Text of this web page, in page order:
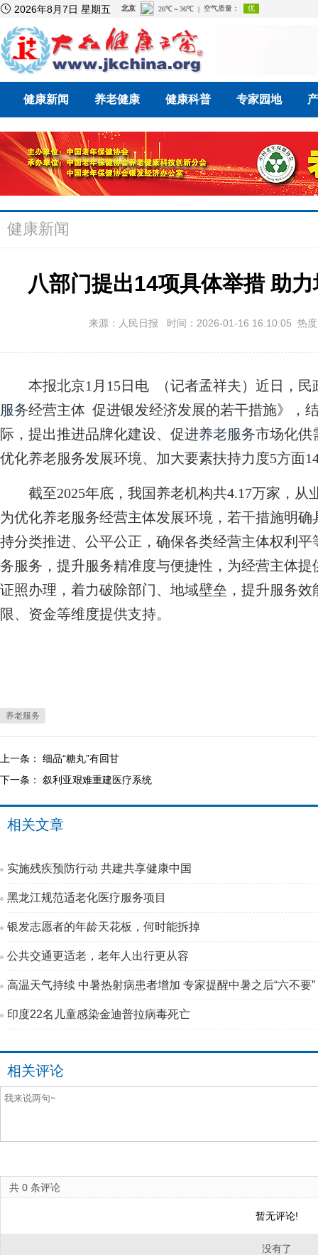
 2026年8月7日 星期五
健康新闻 养老健康 健康科普 专家园地
健康新闻
八部门提出14项具体举措 助
来源：人民日报 时间：2026-01-16 16:10:05 热
本报北京1月15日电 （记者孟祥夫）近日，民
服务经营主体 促进银发经济发展的若干措施》，
际，提出推进品牌化建设、促进养老服务市场化供
优化养老服务发展环境、加大要素扶持力度5方面
截至2025年底，我国养老机构共4.17万家，从
为优化养老服务经营主体发展环境，若干措施明
持分类推进、公平公正，确保各类经营主体权利
务服务，提升服务精准度与便捷性，为经营主体
证照办理，着力破除部门、地域壁垒，提升服务
限、资金等维度提供支持。
养老服务
上一条： 细品“糖丸”有回甘
下一条： 叙利亚艰难重建医疗系统
相关文章
实施残疾预防行动 共建共享健康中国
黑龙江规范适老化医疗服务项目
银发志愿者的年龄天花板，何时能拆掉
公共交通更适老，老年人出行更从容
高温天气持续 中暑热射病患者增加 专家提醒中暑之后“六不要”
印度22名儿童感染金迪普拉病毒死亡
相关评论
共 0 条评论
暂无评论!
没有了